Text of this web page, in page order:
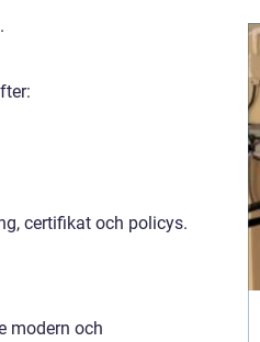
certifikat och policys.
modern och